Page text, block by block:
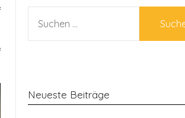
NACH:
Neueste Beiträge